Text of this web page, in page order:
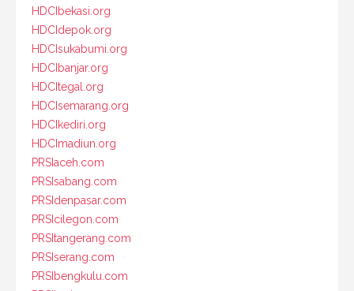
HDCIbekasi.org
HDCIdepok.org
HDCIsukabumi.org
HDCIbanjar.org
HDCItegal.org
HDCIsemarang.org
HDCIkediri.org
HDCImadiun.org
PRSIaceh.com
PRSIsabang.com
PRSIdenpasar.com
PRSIcilegon.com
PRSItangerang.com
PRSIserang.com
PRSIbengkulu.com